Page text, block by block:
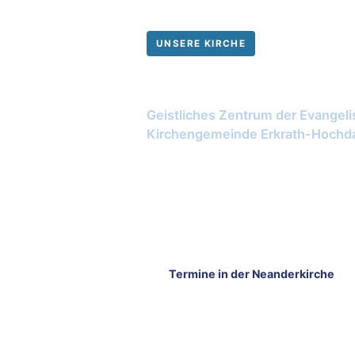
UNSERE KIRCHE
Geistliches Zentrum der
Kirchengemeinde Erkrath-
Termine in der Neanderkirche